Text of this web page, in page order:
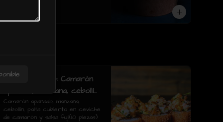
Ebi acevichado: Camarón
apanado, manzana, cebollín,
palta cubierto en ceviche
de camarón y salsa fuji(10
Camarón apanado, manzana,
cebollín, palta cubierto en ceviche
de camarón y salsa fuji(10 piezas)